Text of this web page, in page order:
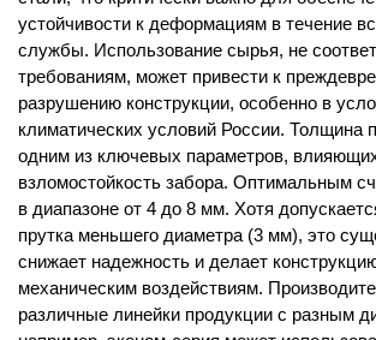
устойчивости к деформациям в течение
службы. Использование сырья, не
требованиям, может привести к
разрушению конструкции, особенно в
климатических условий России. Толщина
одним из ключевых параметров,
взломостойкость забора. Оптимальным
в диапазоне от 4 до 8 мм. Хотя
прутка меньшего диаметра (3 мм), это
снижает надежность и делает
механическим воздействиям.
различные линейки продукции с разным